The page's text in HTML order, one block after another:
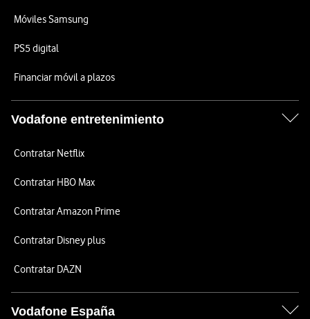
Móviles Samsung
PS5 digital
Financiar móvil a plazos
Vodafone entretenimiento
Contratar Netflix
Contratar HBO Max
Contratar Amazon Prime
Contratar Disney plus
Contratar DAZN
Vodafone España